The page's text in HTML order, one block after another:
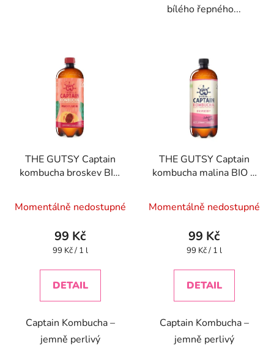
bílého řepného...
THE GUTSY Captain
kombucha broskev BIO
Momentálně nedostupné
99 Kč
Měrná
99 Kč / 1 l
DETAIL
Captain Kombucha –
jemně perlivý
THE GUTSY Captain
kombucha malina BIO 1
Momentálně nedostupné
99 Kč
Měrná
99 Kč / 1 l
DETAIL
Captain Kombucha –
jemně perlivý